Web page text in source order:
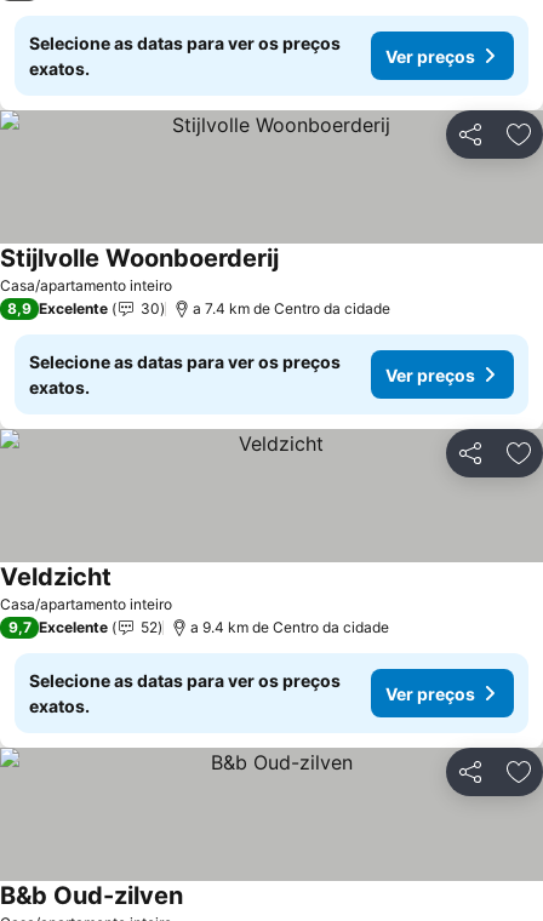
Selecione as datas para ver os preços
exatos.
Ver preços
Partilhar
Casa/apartamento inteiro
Stijlvolle Woonboerderij
8,9 Excelente 30 a 7.4 km de Centro da cidade
Selecione as datas para ver os preços
exatos.
Ver preços
Partilhar
Casa/apartamento inteiro
Veldzicht
9,7 Excelente 52 a 9.4 km de Centro da cidade
Selecione as datas para ver os preços
exatos.
Ver preços
Partilhar
B&b Oud-zilven